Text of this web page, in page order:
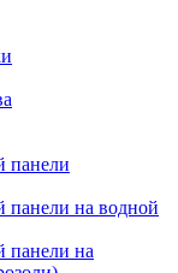
панели
панели на водной
панели на